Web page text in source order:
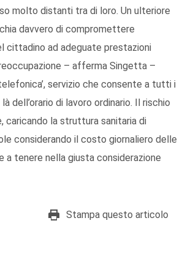
molto distanti tra di loro. Un ulteriore
davvero di compromettere
cittadino ad adeguate prestazioni
– afferma Singetta –
servizio che consente a tutti i
di lavoro ordinario. Il rischio
caricando la struttura sanitaria di
considerando il costo giornaliero delle
tenere nella giusta considerazione
Stampa questo articolo